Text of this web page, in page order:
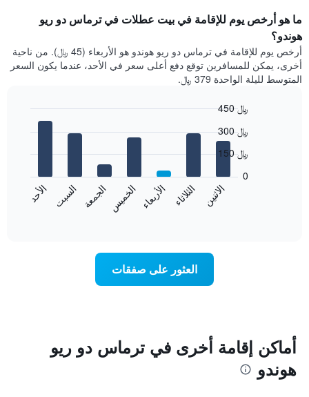
ما هو أرخص يوم للإقامة في بيت عطلات في ترماس دو ريو
هوندو؟
أرخص يوم للإقامة في ترماس دو ريو هوندو هو الأربعاء (45 ﷼). من ناحية
أخرى، يمكن للمسافرين توقع دفع أعلى سعر في الأحد، عندما يكون السعر
المتوسط لليلة الواحدة 379 ﷼.
المخطط
1
محور
X
الاثنين الثلاثاء الأربعاء الخميسالجمعة السبت الأحد
0
150 ﷼
300 ﷼
450 ﷼
العثور على صفقات
أماكن إقامة أخرى في ترماس دو ريو
هوندو